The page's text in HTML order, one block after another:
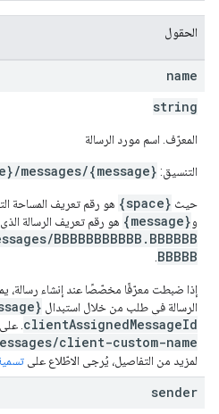
الحقول
name
string
المعرّف. اسم مورد الرسالة
التنسيق: messages/{message}
حيث {space} هو رقم تعريف المساحة
و{message} هو رقم تعريف الرسالة
BBBBBBBBBBB.BBBBBB
BBBBB
إذا ضبطت معرّفًا مخصّصًا عند إنشاء رسالة،
الرسالة في طلب من خلال استبدال
clientAssignedMessageId
.
messages/client-custom-name
لمزيد من التفاصيل، يُرجى الاطّلاع على
sender